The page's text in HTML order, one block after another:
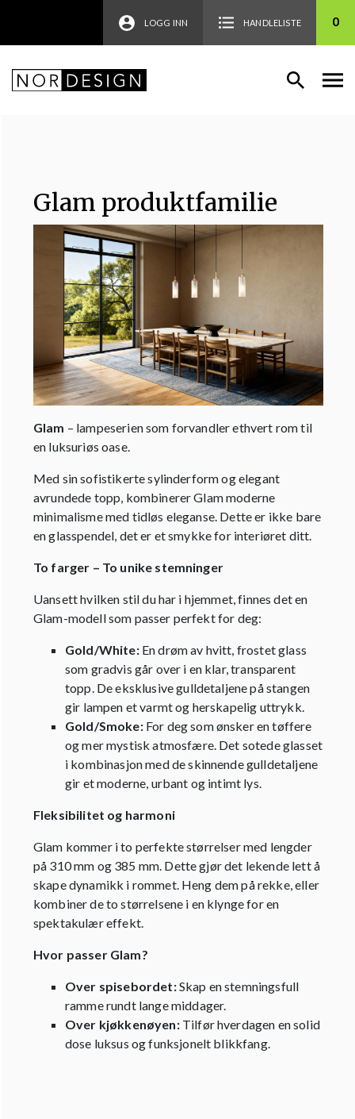
LOGG INN HANDLELISTE 0
Glam produktfamilie
Glam – lampeserien som forvandler ethvert rom til
en luksuriøs oase.
Med sin sofistikerte sylinderform og elegant
avrundede topp, kombinerer Glam moderne
minimalisme med tidløs eleganse. Dette er ikke bare
en glasspendel, det er et smykke for interiøret ditt.
To farger – To unike stemninger
Uansett hvilken stil du har i hjemmet, finnes det en
Glam-modell som passer perfekt for deg:
Gold/White:En drøm av hvitt, frostet glass
som gradvis går over i en klar, transparent
topp. De eksklusive gulldetaljene på stangen
gir lampen et varmt og herskapelig uttrykk.
Gold/Smoke:For deg som ønsker en tøffere
og mer mystisk atmosfære. Det sotede glasset
i kombinasjon med de skinnende gulldetaljene
gir et moderne, urbant og intimt lys.
Fleksibilitet og harmoni
Glam kommer i to perfekte størrelser med lengder
på 310 mm og 385 mm. Dette gjør det lekende lett å
skape dynamikk i rommet. Heng dem på rekke, eller
kombiner de to størrelsene i en klynge for en
spektakulær effekt.
Hvor passer Glam?
Over spisebordet:Skap en stemningsfull
ramme rundt lange middager.
Over kjøkkenøyen:Tilfør hverdagen en solid
dose luksus og funksjonelt blikkfang.